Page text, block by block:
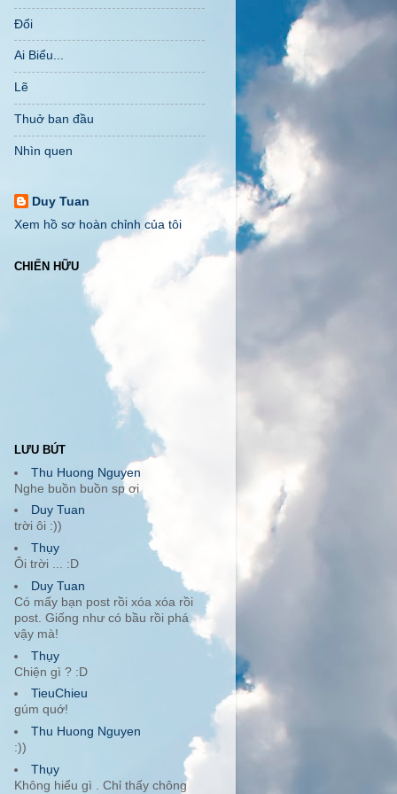
Đổi
Ai Biểu...
Lẽ
Thuở ban đầu
Nhìn quen
Duy Tuan
Xem hồ sơ hoàn chỉnh của tôi
CHIẾN HỮU
LƯU BÚT
Thu Huong Nguyen
Nghe buồn buồn sp ơi
Duy Tuan
trời ôi :))
Thụy
Ôi trời ... :D
Duy Tuan
Có mấy bạn post rồi xóa xóa rồi
post. Giống như có bầu rồi phá
vậy mà!
Thụy
Chiện gì ? :D
TieuChieu
gúm quớ!
Thu Huong Nguyen
:))
Thụy
Không hiểu gì . Chỉ thấy chông